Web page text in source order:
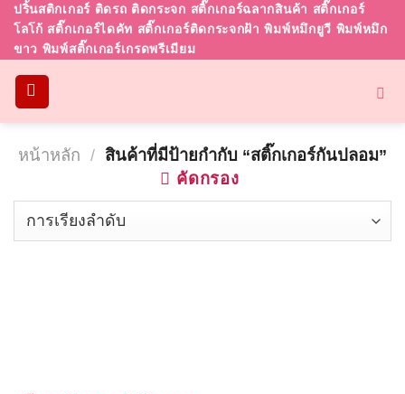
Skip
content
ปริ้นสติกเกอร์ ติดรถ ติดกระจก สติ๊กเกอร์ฉลากสินค้า สติ๊กเกอร์
โลโก้ สติ๊กเกอร์ไดคัท สติ๊กเกอร์ติดกระจกฝ้า พิมพ์หมึกยูวี พิมพ์หมึก
ขาว พิมพ์สติ๊กเกอร์เกรดพรีเมียม
หน้าหลัก / สินค้าที่มีป้ายกำกับ “สติ๊กเกอร์กันปลอม”
คัดกรอง